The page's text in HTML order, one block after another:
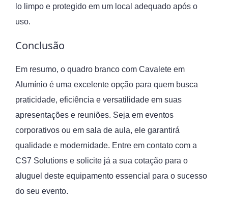
lo limpo e protegido em um local adequado após o
uso.
Conclusão
Em resumo, o quadro branco com Cavalete em
Alumínio é uma excelente opção para quem busca
praticidade, eficiência e versatilidade em suas
apresentações e reuniões. Seja em eventos
corporativos ou em sala de aula, ele garantirá
qualidade e modernidade. Entre em contato com a
CS7 Solutions e solicite já a sua cotação para o
aluguel deste equipamento essencial para o sucesso
do seu evento.